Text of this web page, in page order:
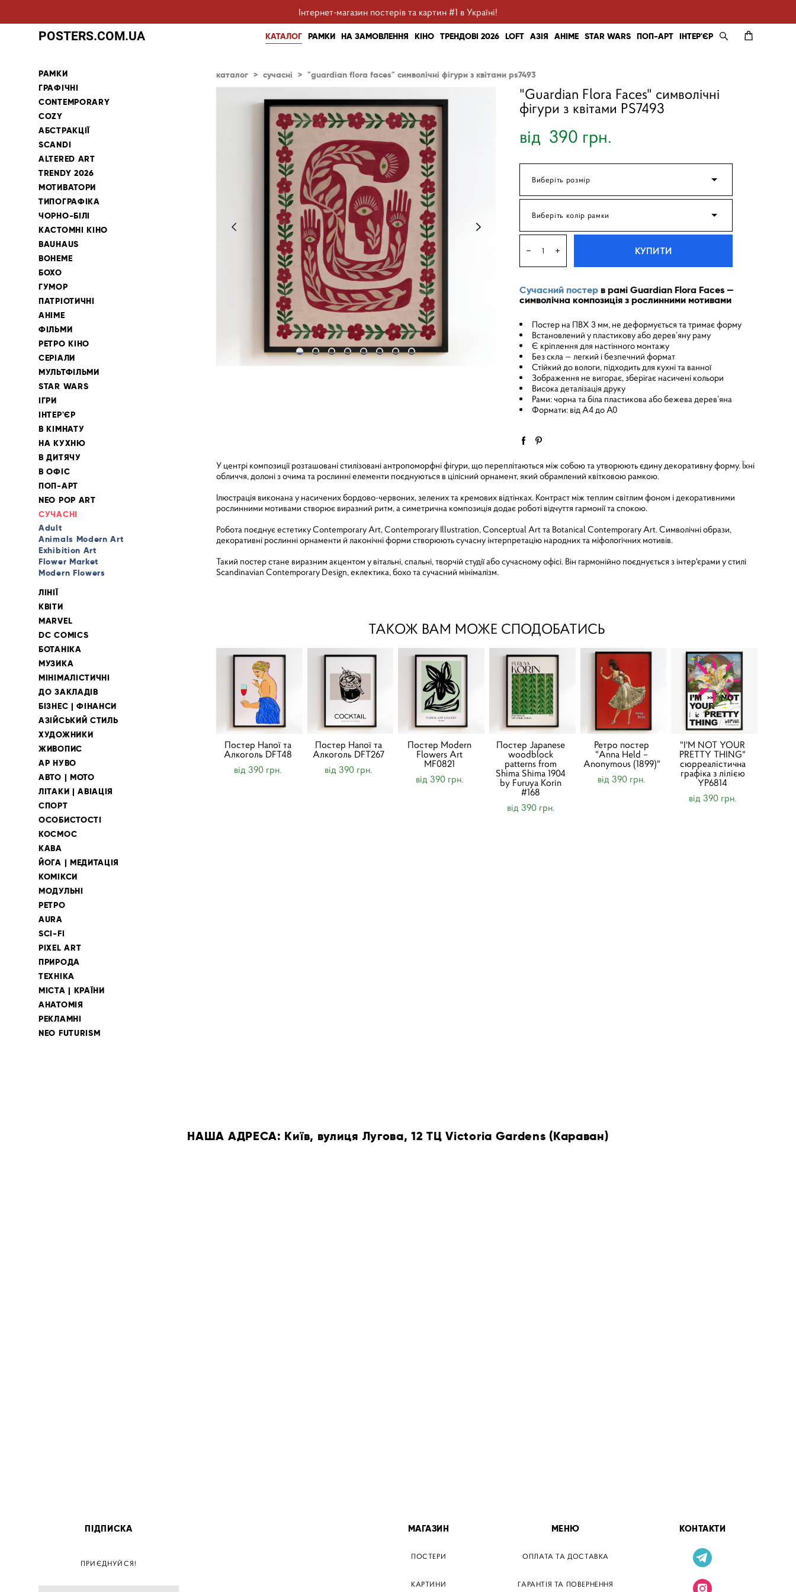
Інтернет-магазин постерів та картин #1 в Україні!
POSTERS.COM.UA КАТАЛОГ РАМКИ НА ЗАМОВЛЕННЯ КІНО ТРЕНДОВІ 2026 LOFT АЗІЯ АНІМЕ STAR WARS ПОП-АРТ ІНТЕР'ЄР
РАМКИ
ГРАФІЧНІ
CONTEMPORARY
COZY
АБСТРАКЦІЇ
SCANDI
ALTERED ART
TRENDY 2026
МОТИВАТОРИ
ТИПОГРАФІКА
ЧОРНО-БІЛІ
КАСТОМНІ КІНО
BAUHAUS
BOHEME
БОХО
ГУМОР
ПАТРІОТИЧНІ
АНІМЕ
ФІЛЬМИ
РЕТРО КІНО
СЕРІАЛИ
МУЛЬТФІЛЬМИ
STAR WARS
ІГРИ
ІНТЕР'ЄР
В КІМНАТУ
НА КУХНЮ
В ДИТЯЧУ
В ОФІС
ПОП-АРТ
NEO POP ART
СУЧАСНІ
Adult
Animals Modern Art
Exhibition Art
Flower Market
Modern Flowers
ЛІНІЇ
КВІТИ
MARVEL
DC COMICS
БОТАНІКА
МУЗИКА
МІНІМАЛІСТИЧНІ
ДО ЗАКЛАДІВ
БІЗНЕС | ФІНАНСИ
АЗІЙСЬКИЙ СТИЛЬ
ХУДОЖНИКИ
ЖИВОПИС
АР НУВО
АВТО | МОТО
ЛІТАКИ | АВІАЦІЯ
СПОРТ
ОСОБИСТОСТІ
КОСМОС
КАВА
ЙОГА | МЕДИТАЦІЯ
КОМІКСИ
МОДУЛЬНІ
РЕТРО
AURA
SCI-FI
PIXEL ART
ПРИРОДА
ТЕХНІКА
МІСТА | КРАЇНИ
АНАТОМІЯ
РЕКЛАМНІ
NEO FUTURISM
каталог > сучасні > "guardian flora faces" символічні фігури з квітами ps7493
"Guardian Flora Faces" символічні
фігури з квітами PS7493
від 390 грн.
Виберіть розмір
Виберіть колір рамки
КУПИТИ
Сучасний постерв рамі Guardian Flora Faces —
символічна композиція з рослинними мотивами
Постер на ПВХ 3 мм, не деформується та тримає форму
Встановлений у пластикову або дерев’яну раму
Є кріплення для настінного монтажу
Без скла — легкий і безпечний формат
Стійкий до вологи, підходить для кухні та ванної
Зображення не вигорає, зберігає насичені кольори
Висока деталізація друку
Рами: чорна та біла пластикова або бежева дерев’яна
Формати: від A4 до A0
У центрі композиції розташовані стилізовані антропоморфні фігури, що переплітаються між собою та утворюють єдину декоративну форму. Їхні
обличчя, долоні з очима та рослинні елементи поєднуються в цілісний орнамент, який обрамлений квітковою рамкою.
Ілюстрація виконана у насичених бордово-червоних, зелених та кремових відтінках. Контраст між теплим світлим фоном і декоративними
рослинними мотивами створює виразний ритм, а симетрична композиція додає роботі відчуття гармонії та спокою.
Робота поєднує естетику Contemporary Art, Contemporary Illustration, Conceptual Art та Botanical Contemporary Art. Символічні образи,
декоративні рослинні орнаменти й лаконічні форми створюють сучасну інтерпретацію народних та міфологічних мотивів.
Такий постер стане виразним акцентом у вітальні, спальні, творчій студії або сучасному офісі. Він гармонійно поєднується з інтер'єрами у стилі
Scandinavian Contemporary Design, еклектика, бохо та сучасний мінімалізм.
ТАКОЖ ВАМ МОЖЕ СПОДОБАТИСЬ
Постер Напої та
Алкоголь DFT48
від 390 грн.
Постер Напої та
Алкоголь DFT267
від 390 грн.
Постер Modern
Flowers Art
MF0821
від 390 грн.
Постер Japanese
woodblock
patterns from
Shima Shima 1904
by Furuya Korin
#168
від 390 грн.
Ретро постер
"Anna Held –
Anonymous (1899)"
від 390 грн.
"I'M NOT YOUR
PRETTY THING"
сюрреалістична
графіка з лілією
YP6814
від 390 грн.
НАША АДРЕСА: Київ, вулиця Лугова, 12 ТЦ Victoria Gardens (Караван)
ПІДПИСКА
ПРИЄДНУЙСЯ!
МАГАЗИН
ПОСТЕРИ
КАРТИНИ
МЕНЮ
ОПЛАТА ТА ДОСТАВКА
ГАРАНТІЯ ТА ПОВЕРНЕННЯ
КОНТАКТИ